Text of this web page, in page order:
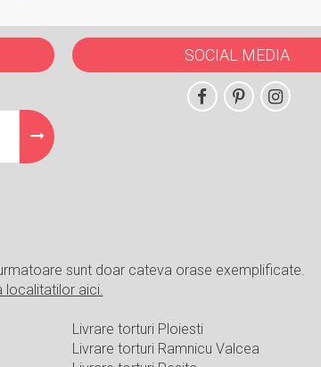
SOCIAL MEDIA
sunt doar cateva orase exemplificate.
localitatilor aici.
Livrare torturi Ploiesti
Livrare torturi Ramnicu Valcea